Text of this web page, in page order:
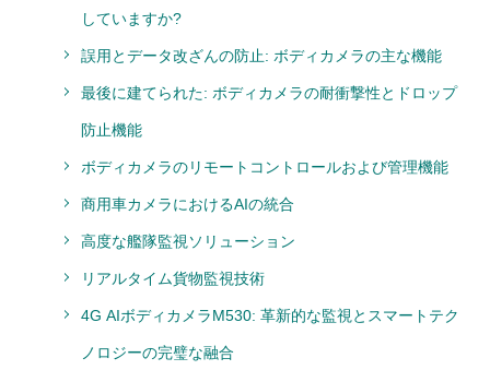
していますか?
誤用とデータ改ざんの防止: ボディカメラの主な機能
最後に建てられた: ボディカメラの耐衝撃性とドロップ
防止機能
ボディカメラのリモートコントロールおよび管理機能
商用車カメラにおけるAIの統合
高度な艦隊監視ソリューション
リアルタイム貨物監視技術
4G AIボディカメラM530: 革新的な監視とスマートテク
ノロジーの完璧な融合